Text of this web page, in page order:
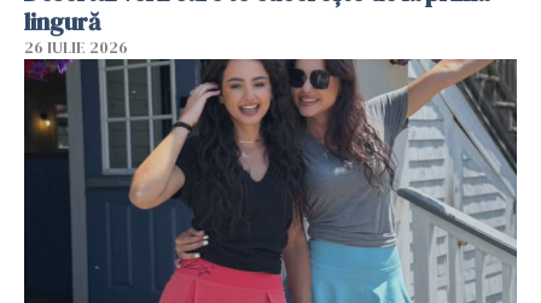
lingură
26 IULIE 2026